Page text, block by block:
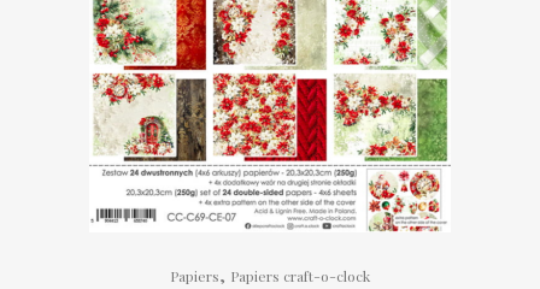
Papiers, Papiers craft-o-clock